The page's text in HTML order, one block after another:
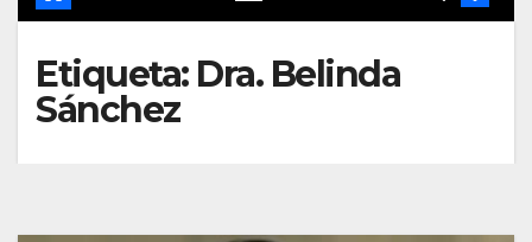
Etiqueta: Dra. Belinda
Sánchez